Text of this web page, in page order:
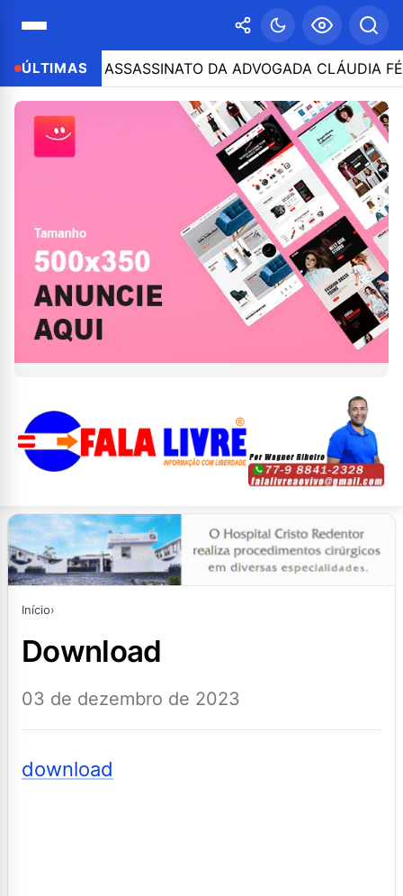
ÚLTIMAS
NO ASSASSINATO DA ADVOGADA CLÁUDIA FÉLIX;
Início›
download
03 de dezembro de 2023
download